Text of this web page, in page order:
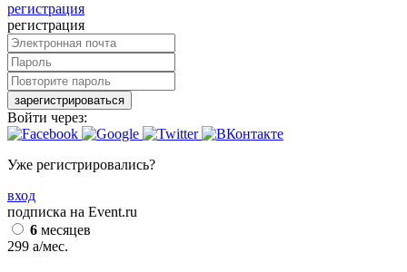
регистрация
регистрация
зарегистрироваться
Войти через:
Уже регистрировались?
вход
подписка на Event.ru
6 месяцев
299 a/мес.